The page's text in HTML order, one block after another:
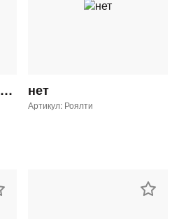
Вешалка с прищепками GL-29 с таргеткой Button Blue нет
Артикул: Роялти